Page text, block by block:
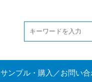
サンプル・購入／お問い